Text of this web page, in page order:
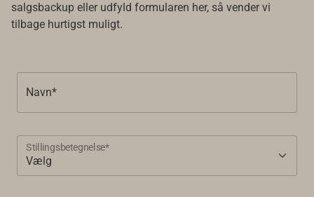
salgsbackup eller udfyld formularen her, så vender vi
tilbage hurtigst muligt.
Navn*
Stillingsbetegnelse*